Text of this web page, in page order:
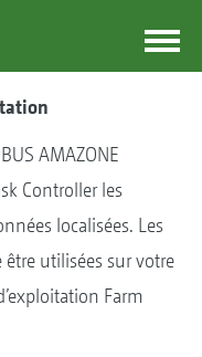
AMAZONE
Controller les
localisées. Les
utilisées sur votre
Farm